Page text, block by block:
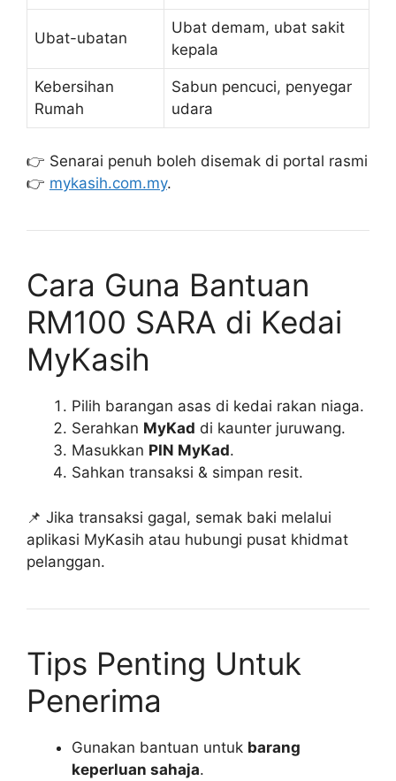
Ubat-ubatan
Ubat demam, ubat sakit
kepala
Kebersihan
Rumah
Sabun pencuci, penyegar
udara
👉 Senarai penuh boleh disemak di portal rasmi
👉 mykasih.com.my.
Cara Guna Bantuan
RM100 SARA di Kedai
MyKasih
Pilih barangan asas di kedai rakan niaga.
Serahkan MyKad di kaunter juruwang.
Masukkan PIN MyKad.
Sahkan transaksi & simpan resit.
📌 Jika transaksi gagal, semak baki melalui
aplikasi MyKasih atau hubungi pusat khidmat
pelanggan.
Tips Penting Untuk
Penerima
Gunakan bantuan untuk barang
keperluan sahaja.